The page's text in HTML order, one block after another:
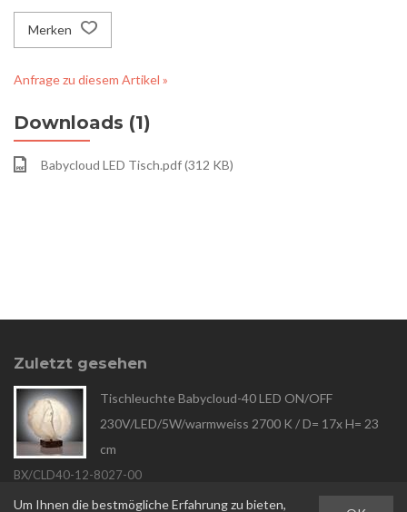
Merken
Anfrage zu diesem Artikel »
Downloads (1)
Babycloud LED Tisch.pdf (312 KB)
Zuletzt gesehen
Tischleuchte Babycloud-40 LED ON/OFF
230V/LED/5W/warmweiss 2700 K / D= 17x H= 23
cm
BX/CLD40-12-8027-00
Um Ihnen die bestmögliche Erfahrung zu bieten,